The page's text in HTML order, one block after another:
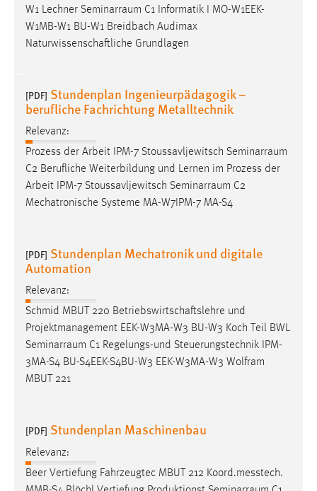
W1 Lechner Seminarraum C1 Informatik I MO-W1EEK-
W1MB-W1 BU-W1 Breidbach Audimax
Naturwissenschaftliche Grundlagen
[PDF] Stundenplan Ingenieurpädagogik –
berufliche Fachrichtung Metalltechnik
Relevanz:
Prozess der Arbeit IPM-7 Stoussavljewitsch Seminarraum
C2 Berufliche Weiterbildung und Lernen im Prozess der
Arbeit IPM-7 Stoussavljewitsch Seminarraum C2
Mechatronische Systeme MA-W7IPM-7 MA-S4
[PDF] Stundenplan Mechatronik und digitale
Automation
Relevanz:
Schmid MBUT 220 Betriebswirtschaftslehre und
Projektmanagement EEK-W3MA-W3 BU-W3 Koch Teil BWL
Seminarraum C1 Regelungs-und Steuerungstechnik IPM-
3MA-S4 BU-S4EEK-S4BU-W3 EEK-W3MA-W3 Wolfram
MBUT 221
[PDF] Stundenplan Maschinenbau
Relevanz:
Beer Vertiefung Fahrzeugtec MBUT 212 Koord.messtech.
Statistik Cookies erfassen Informationen anonym.
Diese Informationen helfen uns zu verstehen, wie
unsere Besucher unsere Website nutzen.
Name:
Zweck:
Zugriffsstatistik
Cookie Laufzeit:
Max. 13 Monate
MARKETING
verwendet, um personalisierte Werbung anzuzeigen.
Sie tun dies, indem sie Besucher über Websites
hinweg verfolgen.
Google Ads
Anbieter:
Google Ireland Limited
Zweck: